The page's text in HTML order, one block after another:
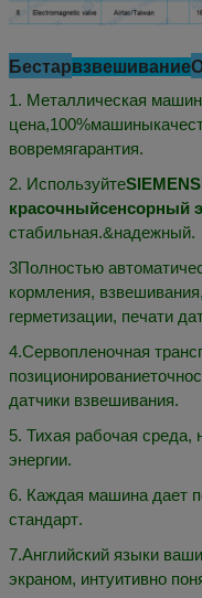
Бестарвзвешивание
1. Металлическая
цена,100%машины
вовремягарантия.
2. ИспользуйтеSIEMENS
красочныйсенсорный
стабильная.&надежный.
3Полностью
кормления,
герметизации, печати
4.Сервопленочная
позиционирование
датчики взвешивания.
5. Тихая рабочая среда,
энергии.
6. Каждая машина дает
стандарт.
7.Английский языки ваши
экраном, интуитивно